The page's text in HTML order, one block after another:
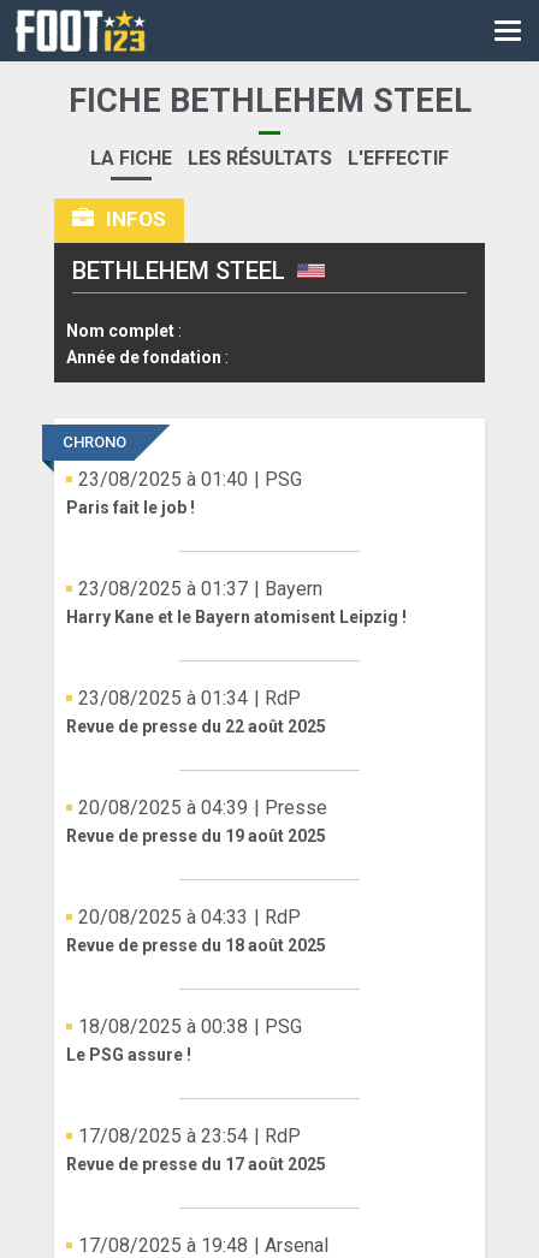
CM
LIGUE DES CHAMPIONS
PALMARÈS
LES DIRECTS
LIGUE 1
NATIONAL
COUPE DE FRANCE
ANGLETERRE
ALLEMAGNE
FICHE BETHLEHEM STEEL
LA FICHE LES RÉSULTATS L'EFFECTIF
INFOS
BETHLEHEM STEEL
Nom complet :
Année de fondation :
CHRONO
23/08/2025 à 01:40 | PSG
Paris fait le job !
23/08/2025 à 01:37 | Bayern
Harry Kane et le Bayern atomisent Leipzig !
23/08/2025 à 01:34 | RdP
Revue de presse du 22 août 2025
20/08/2025 à 04:39 | Presse
Revue de presse du 19 août 2025
20/08/2025 à 04:33 | RdP
Revue de presse du 18 août 2025
18/08/2025 à 00:38 | PSG
Le PSG assure !
17/08/2025 à 23:54 | RdP
Revue de presse du 17 août 2025
17/08/2025 à 19:48 | Arsenal